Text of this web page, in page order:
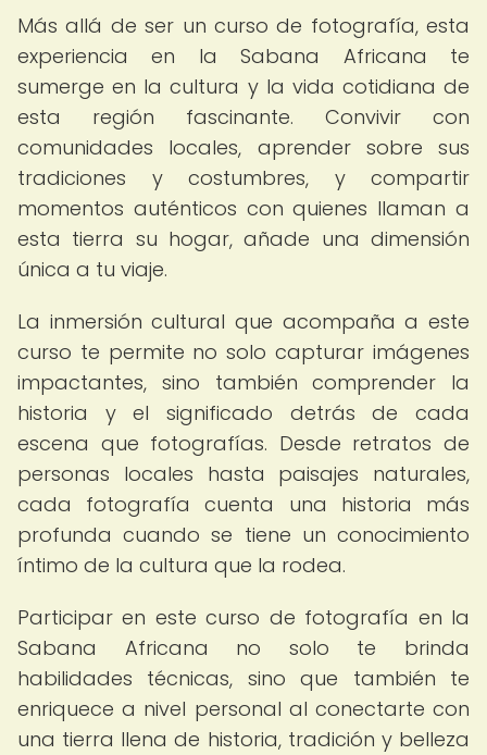
Más allá de ser un curso de fotografía, esta
experiencia en la Sabana Africana te
sumerge en la cultura y la vida cotidiana de
esta región fascinante. Convivir con
comunidades locales, aprender sobre sus
tradiciones y costumbres, y compartir
momentos auténticos con quienes llaman a
esta tierra su hogar, añade una dimensión
única a tu viaje.
La inmersión cultural que acompaña a este
curso te permite no solo capturar imágenes
impactantes, sino también comprender la
historia y el significado detrás de cada
escena que fotografías. Desde retratos de
personas locales hasta paisajes naturales,
cada fotografía cuenta una historia más
profunda cuando se tiene un conocimiento
íntimo de la cultura que la rodea.
Participar en este curso de fotografía en la
Sabana Africana no solo te brinda
habilidades técnicas, sino que también te
enriquece a nivel personal al conectarte con
una tierra llena de historia, tradición y belleza